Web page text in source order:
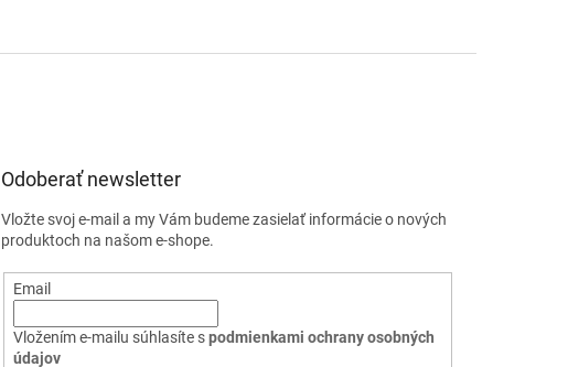
Odoberať newsletter
Vložte svoj e-mail a my Vám budeme zasielať informácie o nových
produktoch na našom e-shope.
Email
Vložením e-mailu súhlasíte spodmienkami ochrany osobných
údajov